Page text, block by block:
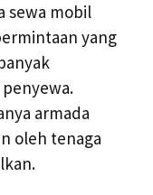
sewa mobil
yang
armada
oleh tenaga